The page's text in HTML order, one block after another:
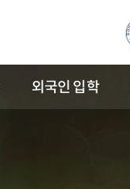
외국인 입학